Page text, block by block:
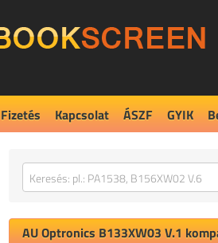
Fizetés Kapcsolat ÁSZF GYIK
AU OptronicsB133XW03 V.1